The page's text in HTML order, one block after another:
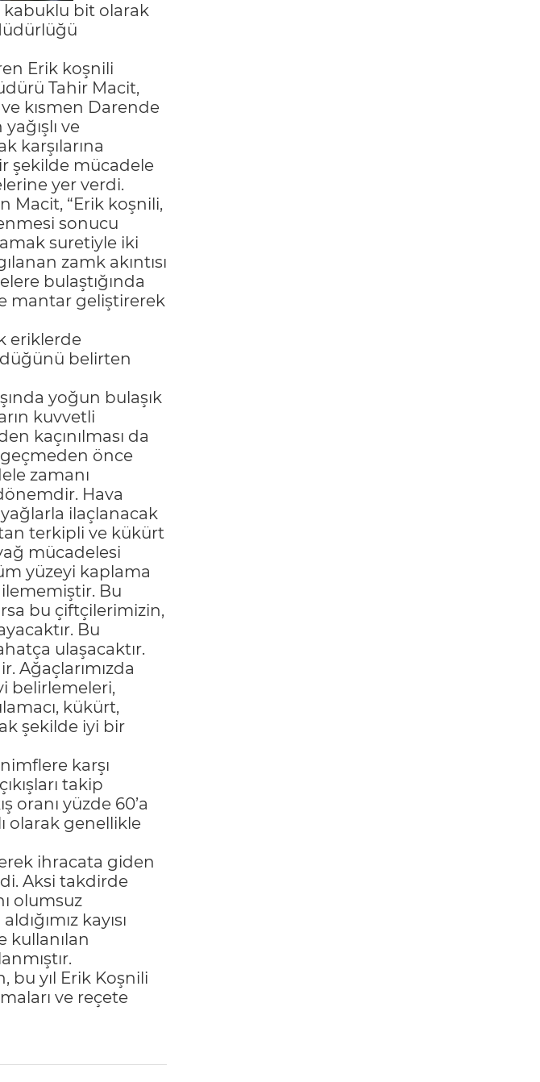
kabuklu bit olarak
Erik koşnili
Tahir Macit,
ve kısmen Darende
ve
karşılarına
şekilde mücadele
yer verdi.
Macit, “Erik koşnili,
sonucu
suretiyle iki
zamk akıntısı
bulaştığında
mantar geliştirerek
eriklerde
belirten
yoğun bulaşık
kuvvetli
kaçınılması da
önce
zamanı
Hava
yağlarla ilaçlanacak
terkipli ve kükürt
mücadelesi
yüzeyi kaplama
Bu
bu çiftçilerimizin,
Bu
ulaşacaktır.
Ağaçlarımızda
belirlemeleri,
kükürt,
şekilde iyi bir
karşı
takip
oranı yüzde 60’a
olarak genellikle
ihracata giden
Aksi takdirde
olumsuz
kayısı
kullanılan
bu yıl Erik Koşnili
ve reçete